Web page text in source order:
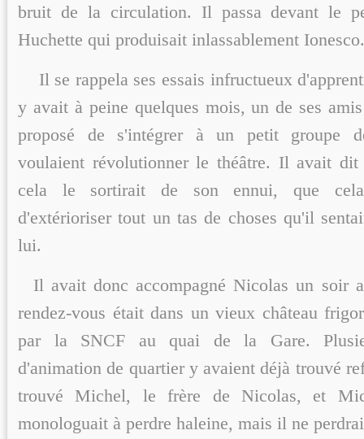
bruit de la circulation. Il passa devant le
Huchette qui produisait inlassablement Ionesco.
Il se rappela ses essais infructueux
y avait à peine quelques mois, un de ses
proposé de s'intégrer à un petit groupe
voulaient révolutionner le théâtre. Il avait dit
cela le sortirait de son ennui, que
d'extérioriser tout un tas de choses qu'il
lui.
Il avait donc accompagné Nicolas un soir
rendez-vous était dans un vieux château
par la SNCF au quai de la Gare.
d'animation de quartier y avaient déjà trouvé
trouvé Michel, le frère de Nicolas, et
monologuait à perdre haleine, mais il ne